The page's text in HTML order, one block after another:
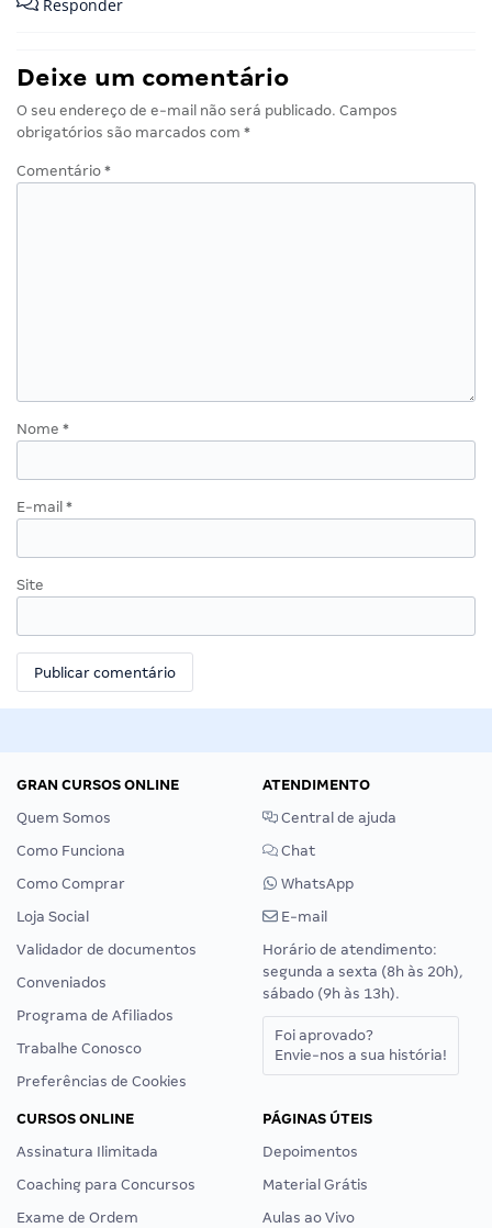
Responder
Deixe um comentário
O seu endereço de e-mail não será publicado. Campos
obrigatórios são marcados com *
Comentário *
Nome *
E-mail *
Site
GRAN CURSOS ONLINE
Quem Somos
Como Funciona
Como Comprar
Loja Social
Validador de documentos
Conveniados
Programa de Afiliados
Trabalhe Conosco
Preferências de Cookies
ATENDIMENTO
Central de ajuda
Chat
WhatsApp
E-mail
Horário de atendimento:
segunda a sexta (8h às 20h),
sábado (9h às 13h).
Foi aprovado?
Envie-nos a sua história!
CURSOS ONLINE
Assinatura Ilimitada
Coaching para Concursos
Exame de Ordem
PÁGINAS ÚTEIS
Depoimentos
Material Grátis
Aulas ao Vivo